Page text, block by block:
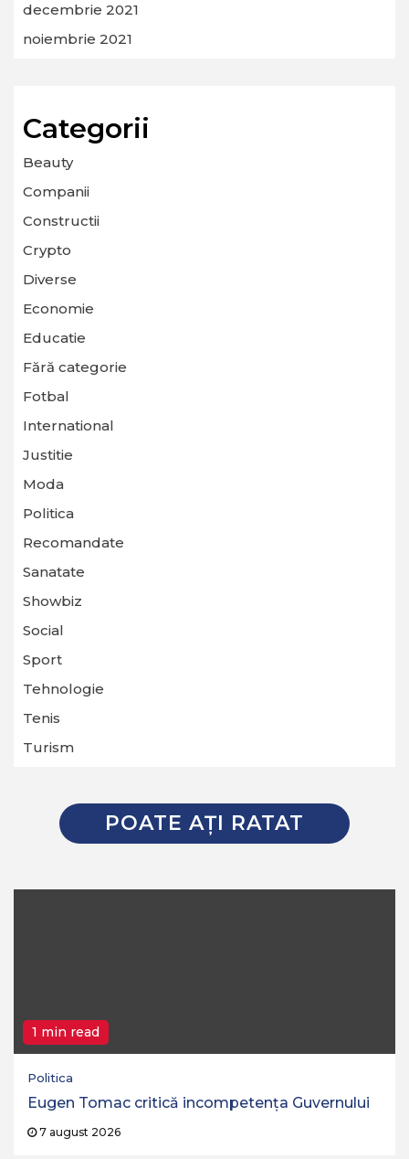
decembrie 2021
noiembrie 2021
Categorii
Beauty
Companii
Constructii
Crypto
Diverse
Economie
Educatie
Fără categorie
Fotbal
International
Justitie
Moda
Politica
Recomandate
Sanatate
Showbiz
Social
Sport
Tehnologie
Tenis
Turism
POATE AŢI RATAT
1 min read
Politica
Eugen Tomac critică incompetența Guvernului
7 august 2026